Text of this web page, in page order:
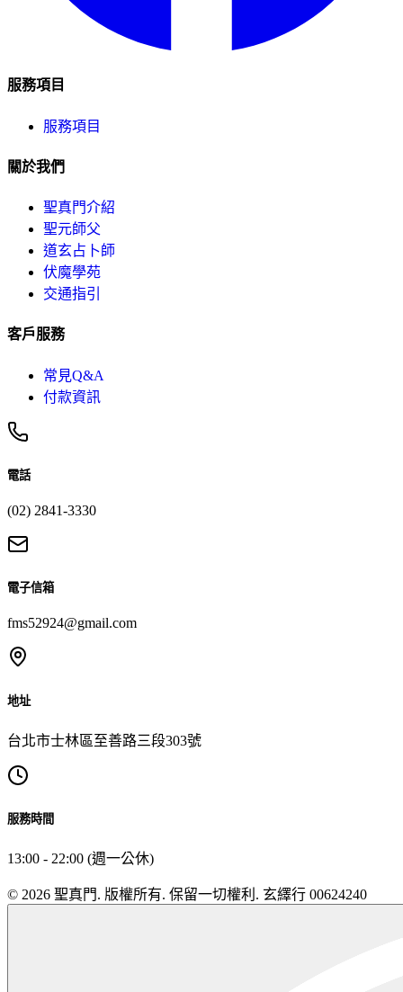
服務項目
服務項目
關於我們
聖真門介紹
聖元師父
道玄占卜師
伏魔學苑
交通指引
客戶服務
常見Q&A
付款資訊
電話
(02) 2841-3330
電子信箱
fms52924@gmail.com
地址
台北市士林區至善路三段303號
服務時間
13:00 - 22:00 (週一公休)
© 2026 聖真門. 版權所有. 保留一切權利. 玄繹行 00624240